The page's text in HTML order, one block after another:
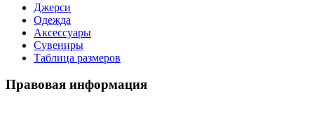
Джерси
Одежда
Аксессуары
Сувениры
Таблица размеров
Правовая информация